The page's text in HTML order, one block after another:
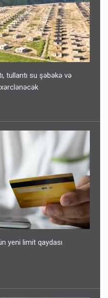
tullantı su şəbəkə və
yeni limit qaydası